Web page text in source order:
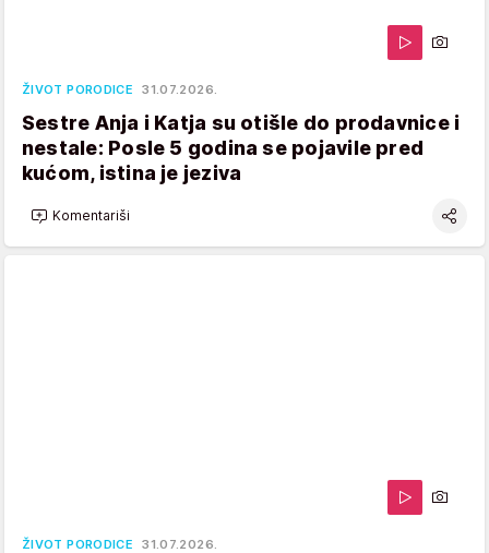
ŽIVOT PORODICE 31.07.2026.
Sestre Anja i Katja su otišle do prodavnice i
nestale: Posle 5 godina se pojavile pred
kućom, istina je jeziva
Komentariši
ŽIVOT PORODICE 31.07.2026.